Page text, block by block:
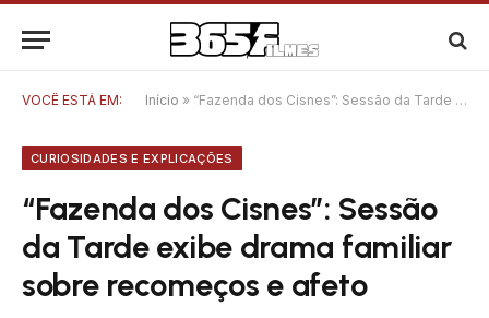
VOCÊ ESTÁ EM: Início » “Fazenda dos Cisnes”: Sessão da Tarde exibe drama familiar sobre recomeços e afeto
CURIOSIDADES E EXPLICAÇÕES
“Fazenda dos Cisnes”: Sessão
da Tarde exibe drama familiar
sobre recomeços e afeto